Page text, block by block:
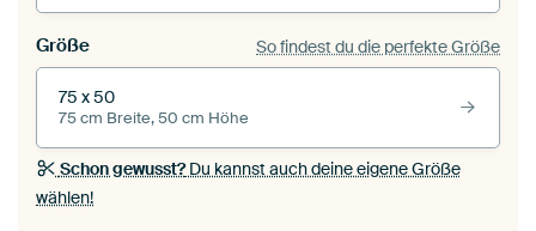
Größe So findest du die perfekte Größe
75 x 50
75 cm Breite, 50 cm Höhe
Schon gewusst?Du kannst auch deine eigene Größe
wählen!